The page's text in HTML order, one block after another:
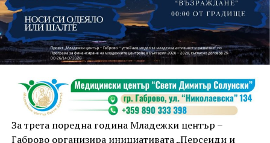
На 13 август организаторите са предвидили
занимания и за здрав дух, и за здраво тяло.
Инструкторката по пилатес и йога Йоанна Петрова
от FitLab ще се погрижи за добрия тонус с групова
тренировка от 19.00 ч., а след това ще има мозъчна
атака с куиз вечер за обща култура. Вечерта ще
приключи с прожекция на новия български
комедиен филм „Брънч за начинаещи“ – в парка,
под звездното дряновско небе.
За трета поредна година Младежки център –
Габрово организира инициативата „Персеиди и